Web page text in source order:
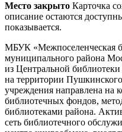
Место закрыто Карточка
описание остаются
показывается.
МБУК «Межпоселенческая
муниципального района
из Центральной
на территории
учреждения направлена на
библиотечных фондов,
библиотеками района.
сеть библиотечного